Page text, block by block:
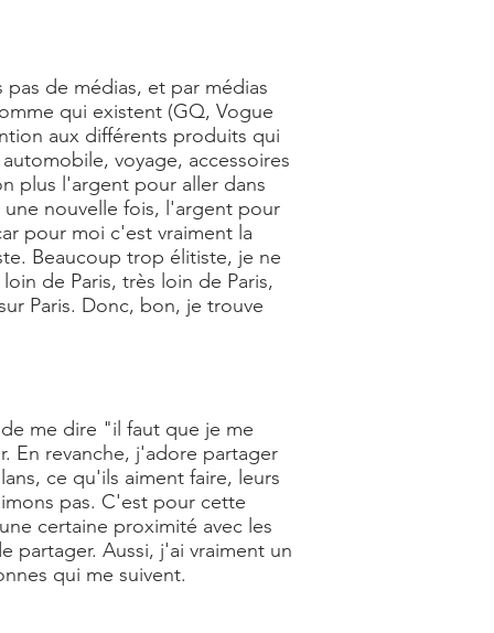
de médias, et par médias
qui existent (GQ, Vogue
aux différents produits qui
voyage, accessoires
plus l'argent pour aller dans
nouvelle fois, l'argent pour
pour moi c'est vraiment la
Beaucoup trop élitiste, je ne
de Paris, très loin de Paris,
Paris. Donc, bon, je trouve
me dire "il faut que je me
En revanche, j'adore partager
ce qu'ils aiment faire, leurs
pas. C'est pour cette
certaine proximité avec les
partager. Aussi, j'ai vraiment un
qui me suivent.